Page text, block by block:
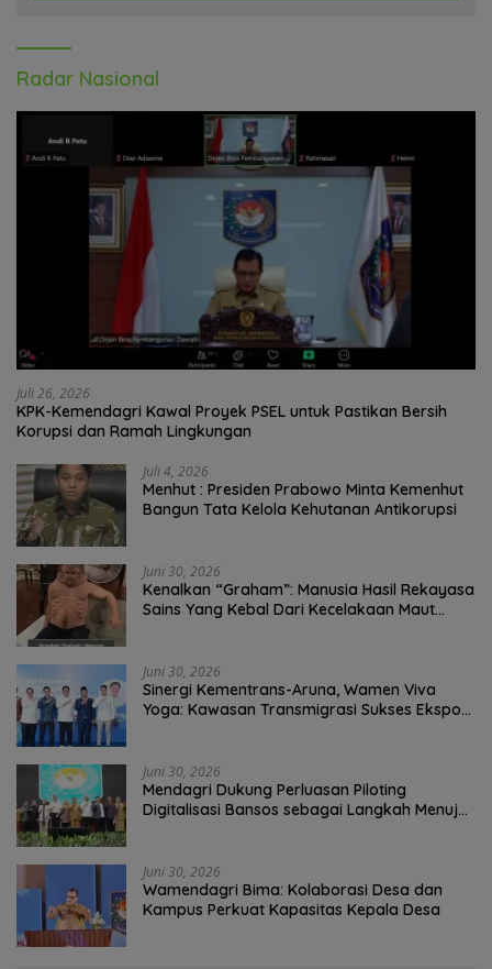
Radar Nasional
Juli 26, 2026
KPK-Kemendagri Kawal Proyek PSEL untuk Pastikan Bersih
Korupsi dan Ramah Lingkungan
Juli 4, 2026
Menhut : Presiden Prabowo Minta Kemenhut
Bangun Tata Kelola Kehutanan Antikorupsi
Juni 30, 2026
Kenalkan “Graham”: Manusia Hasil Rekayasa
Sains Yang Kebal Dari Kecelakaan Maut
Juni 30, 2026
Sinergi Kementrans-Aruna, Wamen Viva
Yoga: Kawasan Transmigrasi Sukses Ekspor
Juni 30, 2026
Mendagri Dukung Perluasan Piloting
Digitalisasi Bansos sebagai Langkah Menuju
Juni 30, 2026
Wamendagri Bima: Kolaborasi Desa dan
Kampus Perkuat Kapasitas Kepala Desa